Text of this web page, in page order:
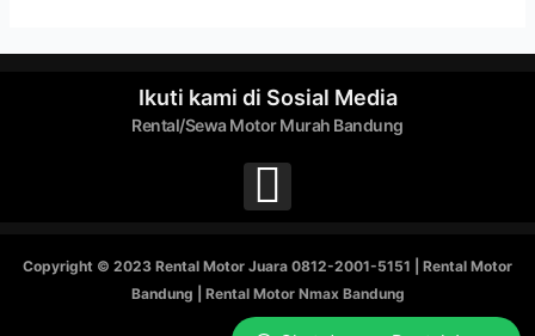
Ikuti kami di Sosial Media
Rental/Sewa Motor Murah Bandung
Copyright © 2023 Rental Motor Juara 0812-2001-5151 | Rental Motor
Bandung | Rental Motor Nmax Bandung